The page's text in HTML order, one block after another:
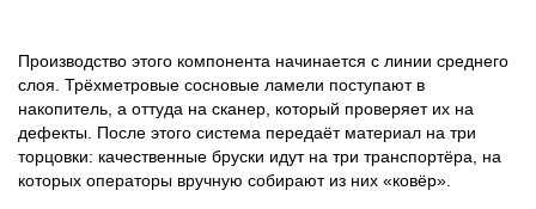
Производство этого компонента начинается с линии среднего
слоя. Трёхметровые сосновые ламели поступают в
накопитель, а оттуда на сканер, который проверяет их на
дефекты. После этого система передаёт материал на три
торцовки: качественные бруски идут на три транспортёра, на
которых операторы вручную собирают из них «ковёр».